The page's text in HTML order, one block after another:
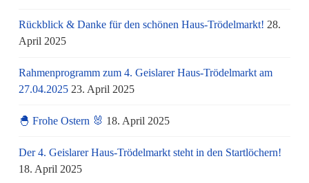
Rückblick & Danke für den schönen Haus-Trödelmarkt! 28.
April 2025
Rahmenprogramm zum 4. Geislarer Haus-Trödelmarkt am
27.04.2025 23. April 2025
🐣 Frohe Ostern 🐰 18. April 2025
Der 4. Geislarer Haus-Trödelmarkt steht in den Startlöchern!
18. April 2025